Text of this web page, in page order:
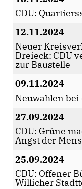
CDU:
12.11.2024
Neuer
Dreieck: CDU
zur Baustelle
09.11.2024
Neuwahlen bei
27.09.2024
CDU: Grüne
Angst der
25.09.2024
CDU: Offener
Willicher